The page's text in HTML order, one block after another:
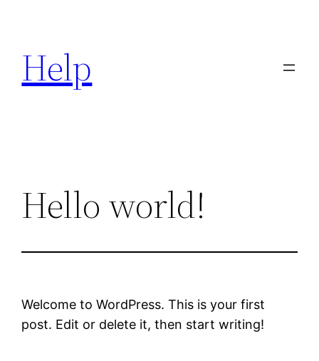
springen
Help
Hello world!
Welcome to WordPress. This is your first
post. Edit or delete it, then start writing!